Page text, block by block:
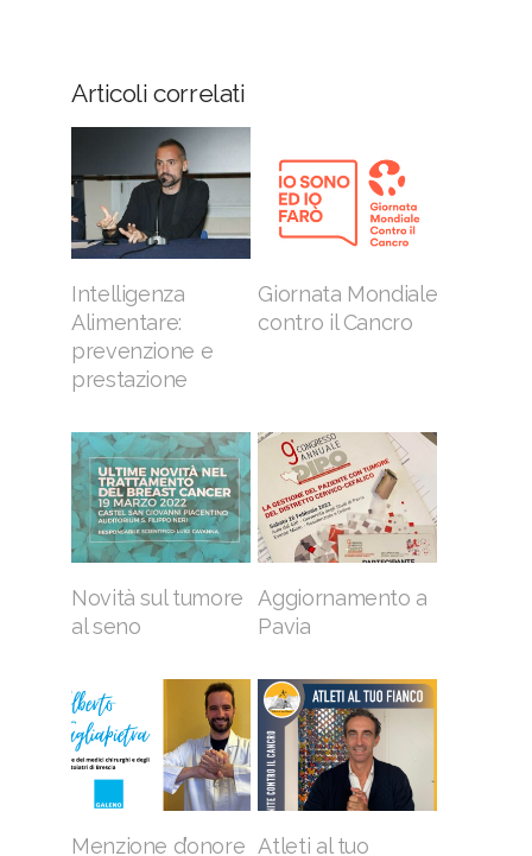
Articoli correlati
Intelligenza
Alimentare:
prevenzione e
prestazione
Giornata Mondiale
contro il Cancro
Novità sul tumore
al seno
Aggiornamento a
Pavia
Menzione d’onore Atleti al tuo